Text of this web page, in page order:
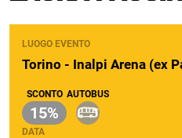
LUOGO EVENTO
Torino - Inalpi Arena (ex
SCONTO
15%
AUTOBUS
DATA